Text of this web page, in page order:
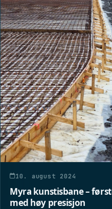
10. august 2024
Myra kunstisbane –
med høy presisjon